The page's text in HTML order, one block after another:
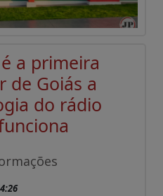
a primeira
de Goiás a
do rádio